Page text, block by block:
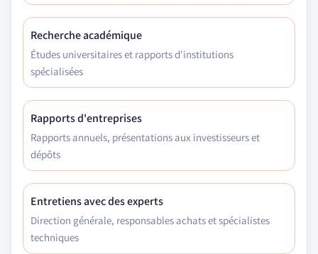
Recherche académique
Études universitaires et rapports d'institutions
spécialisées
Rapports d'entreprises
Rapports annuels, présentations aux investisseurs et
dépôts
Entretiens avec des experts
Direction générale, responsables achats et spécialistes
techniques